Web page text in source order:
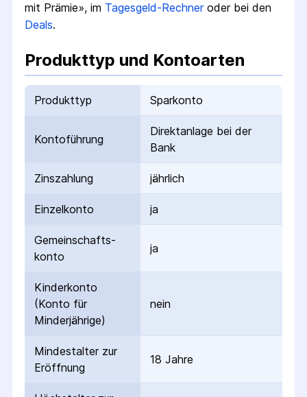
mit Prämie», im Tagesgeld-Rechneroder bei den
Deals.
Produkttyp und Kontoarten
Produkttyp Sparkonto
Kontoführung
Direktanlage bei der
Bank
Zinszahlung jährlich
Einzelkonto ja
Gemeinschafts­
konto
ja
Kinderkonto
(Konto für
Minderjährige)
nein
Mindestalter zur
Eröffnung
18 Jahre